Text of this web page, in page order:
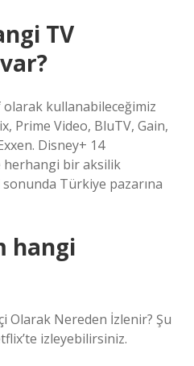
TV
kullanabileceğimiz
Prime Video, BluTV, Gain,
Disney+ 14
herhangi bir aksilik
sonunda Türkiye pazarına
hangi
Olarak Nereden İzlenir? Şu
izleyebilirsiniz.